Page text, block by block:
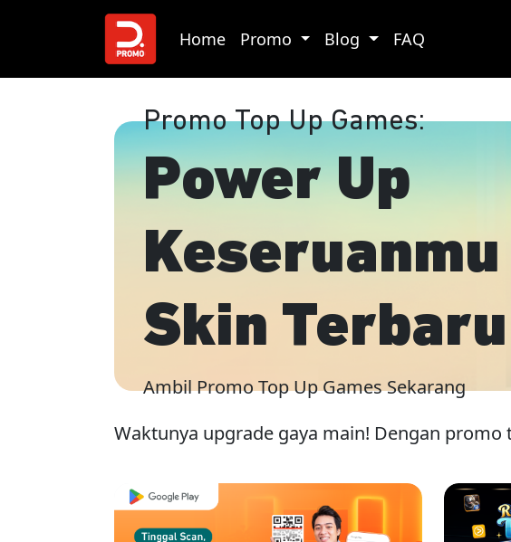
Home Promo Blog FAQ
Promo Top Up Games:
Power Up
Keseruanmu
Skin
Ambil Promo Top Up Games Sekarang
Waktunya upgrade gaya main! Dengan